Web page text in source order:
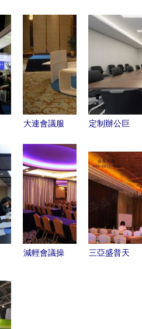
大連會議服
質廠家推薦
——世界工
廠網產品信
息庫盤點
定制辦公巨
鑫家俱的大
會議桌與全
方位會議服
減輕會議操
三亞盛普天